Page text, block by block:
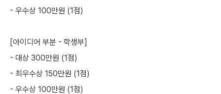
- 우수상 100만원 (1점)
[아이디어 부분 - 학생부]
- 대상 300만원 (1점)
- 최우수상 150만원 (1점)
- 우수상 100만원 (1점)